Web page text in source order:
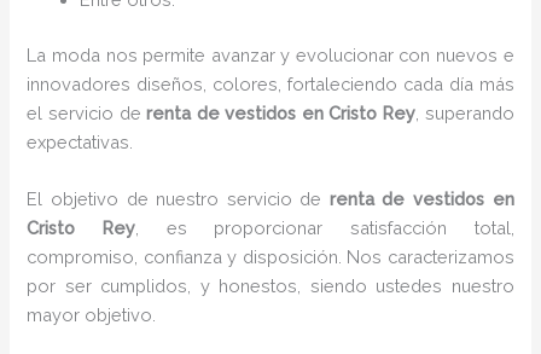
La moda nos permite avanzar y evolucionar con nuevos e
innovadores diseños, colores, fortaleciendo cada día más
el servicio derenta de vestidos en Cristo Rey , superando
expectativas.
El objetivo de nuestro servicio de renta de vestidos en
Cristo Rey, es proporcionar satisfacción total,
compromiso, confianza y disposición. Nos caracterizamos
por ser cumplidos, y honestos, siendo ustedes nuestro
mayor objetivo.